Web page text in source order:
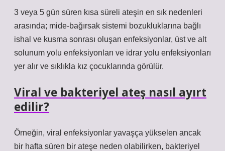
3 veya 5 gün süren kısa süreli ateşin en sık nedenleri
arasında; mide-bağırsak sistemi bozukluklarına bağlı
ishal ve kusma sonrası oluşan enfeksiyonlar, üst ve alt
solunum yolu enfeksiyonları ve idrar yolu enfeksiyonları
yer alır ve sıklıkla kız çocuklarında görülür.
Viral ve bakteriyel ateş nasıl ayırt
edilir?
Örneğin, viral enfeksiyonlar yavaşça yükselen ancak
bir hafta süren bir ateşe neden olabilirken, bakteriyel